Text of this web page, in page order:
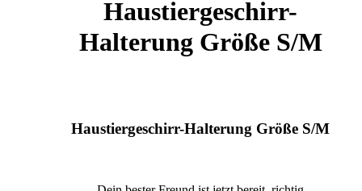
Haustiergeschirr-
Halterung Größe S/M
Haustiergeschirr-Halterung Größe S/M